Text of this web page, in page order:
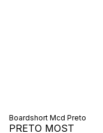
Boardshort Mcd Preto
PRETO MOST